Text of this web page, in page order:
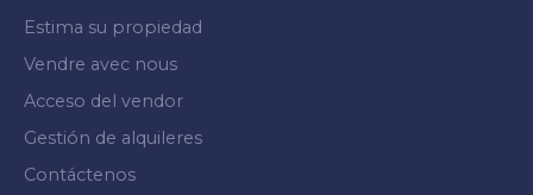
Estima su propiedad
Vendre avec nous
Acceso del vendor
Gestión de alquileres
Contáctenos